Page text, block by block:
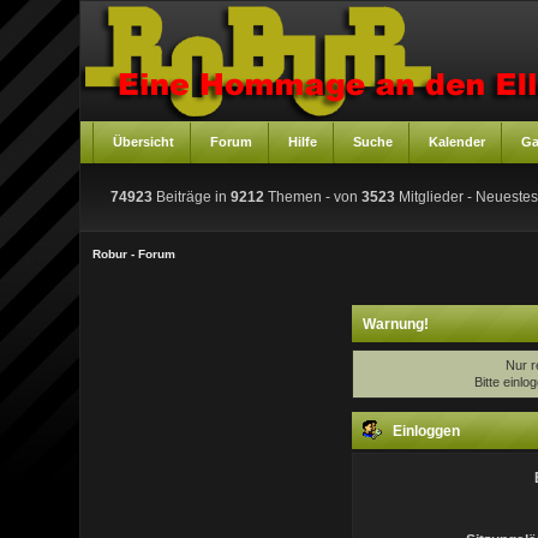
Übersicht Forum Hilfe Suche Kalender
74923 Beiträge in9212 Themen - von3523 Mitglieder -
Robur - Forum
Warnung!
Nur
Bitte
Einloggen